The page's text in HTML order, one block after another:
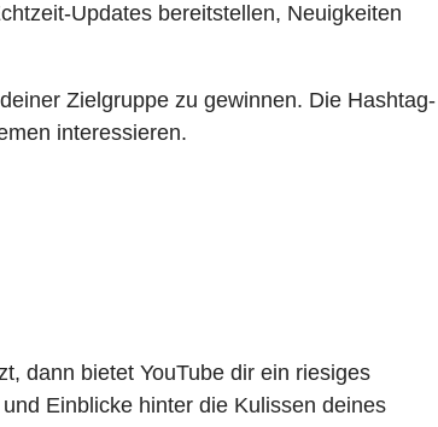
Updates bereitstellen, Neuigkeiten
Zielgruppe zu gewinnen. Die Hashtag-
interessieren.
dann bietet YouTube dir ein riesiges
Einblicke hinter die Kulissen deines